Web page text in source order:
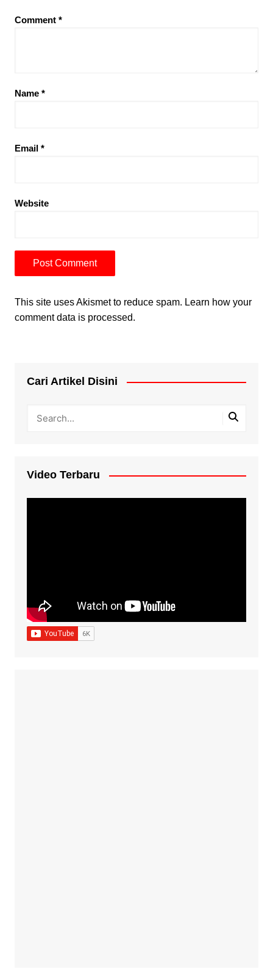
Comment *
Name *
Email *
Website
This site uses Akismet to reduce spam. Learn how your
comment data is processed.
Cari Artikel Disini
Video Terbaru